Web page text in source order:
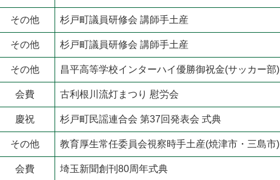
その他 杉戸町議員研修会 講師手土産
その他 杉戸町議員研修会 講師手土産
その他 昌平高等学校インターハイ優勝御祝金(サッカー部)
会費 古利根川流灯まつり 慰労会
慶祝 杉戸町民謡連合会 第37回発表会 式典
その他 教育厚生常任委員会視察時手土産(焼津市・三島市)
会費 埼玉新聞創刊80周年式典